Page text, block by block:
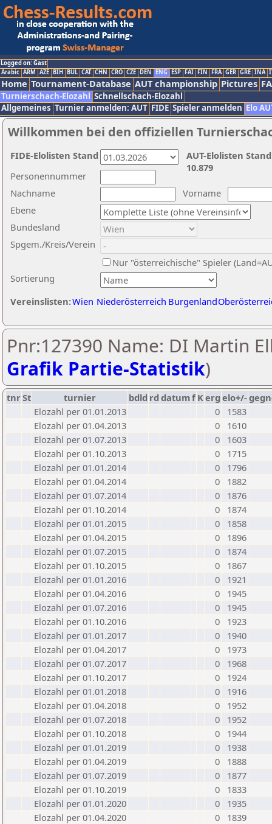
Logged on: Gast
Arabic ARM AZE BIH BUL CAT CHN CRO CZE DEN ENG ESP FAI FIN FRA GER GRE INA
Home Tournament-Database AUT championship Pictures
Turnierschach-Elozahl Schnellschach-Elozahl
Allgemeines Turnier anmelden: AUT FIDE Spieler anmelden Elo
Willkommen bei den offiziellen
Nachname
Vorname
Ebene
Sortierung
Personennummer
Bundesland
Spgem./Kreis/Verein
Nur "österreichische" Spieler
Vereinslisten:Wien Niederösterreich Burgenland
AUT-Elolisten
10.879
FIDE-Elolisten Stand
Pnr:127390 Name: DI Martin
Grafik Partie-Statistik)
tnrSt turnier bdld rd datumf Kerg elo+/-
Elozahl per 01.01.2013
0
1583
Elozahl per 01.04.2013
0
1610
Elozahl per 01.07.2013
0
1603
Elozahl per 01.10.2013
0
1715
Elozahl per 01.01.2014
0
1796
Elozahl per 01.04.2014
0
1882
Elozahl per 01.07.2014
0
1876
Elozahl per 01.10.2014
0
1874
Elozahl per 01.01.2015
0
1858
Elozahl per 01.04.2015
0
1896
Elozahl per 01.07.2015
0
1874
Elozahl per 01.10.2015
0
1867
Elozahl per 01.01.2016
0
1921
Elozahl per 01.04.2016
0
1945
Elozahl per 01.07.2016
0
1945
Elozahl per 01.10.2016
0
1923
Elozahl per 01.01.2017
0
1940
Elozahl per 01.04.2017
0
1973
Elozahl per 01.07.2017
0
1968
Elozahl per 01.10.2017
0
1924
Elozahl per 01.01.2018
0
1916
Elozahl per 01.04.2018
0
1952
Elozahl per 01.07.2018
0
1952
Elozahl per 01.10.2018
0
1944
Elozahl per 01.01.2019
0
1938
Elozahl per 01.04.2019
0
1888
Elozahl per 01.07.2019
0
1877
Elozahl per 01.10.2019
0
1833
Elozahl per 01.01.2020
0
1935
Elozahl per 01.04.2020
0
1839